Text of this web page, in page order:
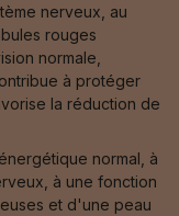
nerveux, au
rouges
normale,
à protéger
la réduction de
normal, à
à une fonction
et d'une peau